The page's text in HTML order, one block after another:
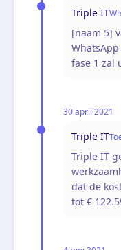
Triple IT
[naam 5]
fase 1 zal
30 april 2021
Triple IT
Triple IT
dat de
tot €